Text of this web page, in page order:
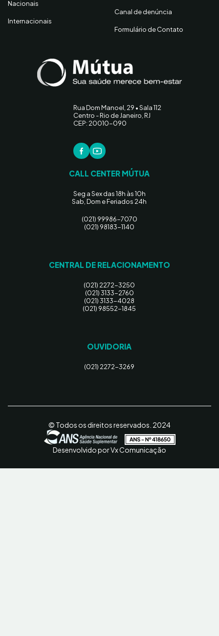
Nacionais
Internacionais
Canal de denúncia
Formulário de Contato
Rua Dom Manoel, 29 • Sala 112
Centro - Rio de Janeiro, RJ
CEP: 20010-090
CALL CENTER MÚTUA
Seg a Sex das 18h às 10h
Sab, Dom e Feriados 24h
(021) 99986-7070
(021) 98183-1140
CENTRAL DE RELACIONAMENTO
(021) 2272-3250
(021) 3133-2760
(021) 3133-4028
(021) 98552-1845
OUVIDORIA
(021) 2272-3269
© Todos os direitos reservados. 2024
Desenvolvido por Vx Comunicação